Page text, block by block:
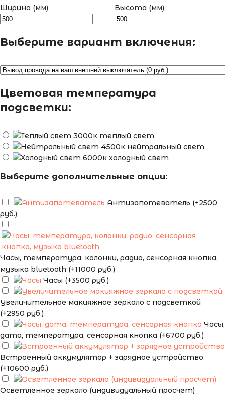
Ширина (мм) Высота (мм)
Выберите вариант включения:
Цветовая температура
подсветки:
теплый свет
нейтральный свет
холодный свет
Выберите дополнительные опции:
Антизапотеватель (+2500
руб.)
Часы, температура, колонки, радио, сенсорная кнопка,
музыка bluetooth (+11000 руб.)
Часы (+3500 руб.)
Увеличительное макияжное зеркало с подсветкой
(+2950 руб.)
Часы,
дата, температура, сенсорная кнопка (+6700 руб.)
Встроенный аккумулятор + зарядное устройство
(+10600 руб.)
Осветлённое зеркало (индивидуальный просчёт)